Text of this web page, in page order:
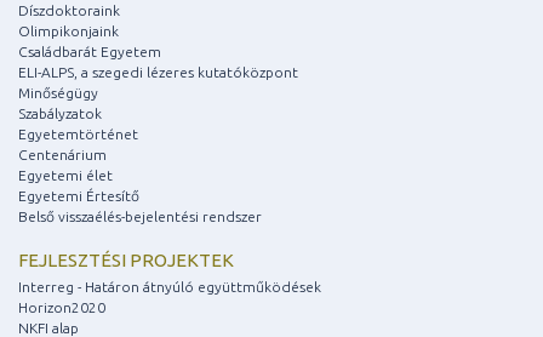
Díszdoktoraink
Olimpikonjaink
Családbarát Egyetem
ELI-ALPS, a szegedi lézeres kutatóközpont
Minőségügy
Szabályzatok
Egyetemtörténet
Centenárium
Egyetemi élet
Egyetemi Értesítő
Belső visszaélés-bejelentési rendszer
FEJLESZTÉSI PROJEKTEK
Interreg - Határon átnyúló együttműködések
Horizon2020
NKFI alap